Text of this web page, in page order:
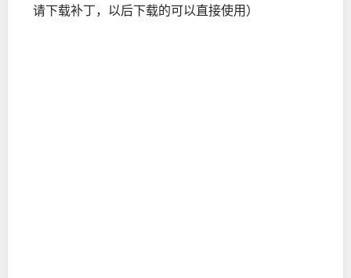
请下载补丁，以后下载的可以直接使用）